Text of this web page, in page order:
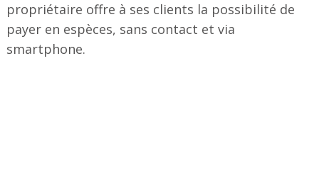
propriétaire offre à ses clients la possibilité de
payer en espèces, sans contact et via
smartphone.